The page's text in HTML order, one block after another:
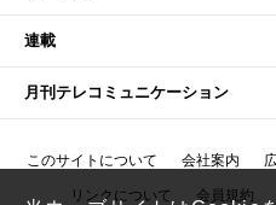
連載
月刊テレコミュニケーション
このサイトについて 会社案内
リンクについて 会員規約